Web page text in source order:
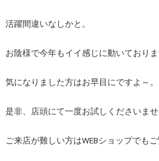
活躍間違いなしかと。
お陰様で今年もイイ感じに動いており
気になりました方はお早目にですよ～。
是非、店頭にて一度お試しくださいませ
ご来店が難しい方はWEBショップでも